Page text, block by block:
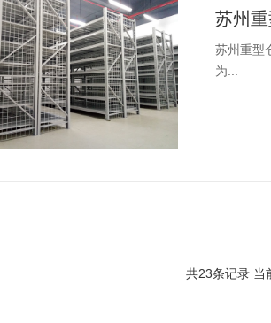
苏州
苏州重型
为...
共23条记录